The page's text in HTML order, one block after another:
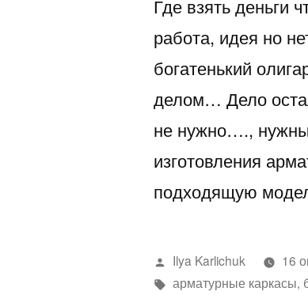
Где взять деньги
работа, идея но
богатенький
делом… Дело
не нужно…., нужны
изготовления
подходящую
Написано
автором
Ilya Karlichuk 16
Метки:
арматурные каркасы,